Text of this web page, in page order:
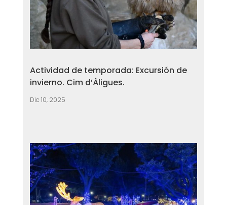
Actividad de temporada: Excursión de
invierno. Cim d’Àligues.
Dic 10, 2025